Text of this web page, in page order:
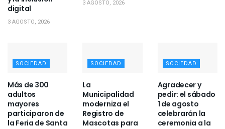
digital
3 AGOSTO, 2026
3 AGOSTO, 2026
SOCIEDAD
Más de 300
adultos
mayores
participaron de
la Feria de Santa
SOCIEDAD
La
Municipalidad
moderniza el
Registro de
Mascotas para
SOCIEDAD
Agradecer y
pedir: el sábado
1 de agosto
celebrarán la
ceremonia a la